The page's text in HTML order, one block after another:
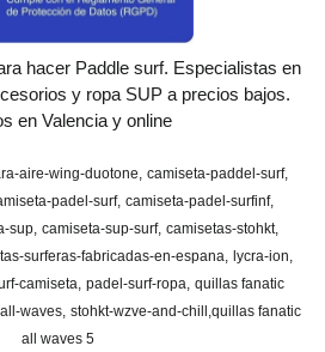
hacer Paddle surf. Especialistas en
y ropa SUP a precios bajos.
en Valencia y online
aire-wing-duotone camiseta-paddel-surf
padel-surf camiseta-padel-surfinf
sup camiseta-sup-surf camisetas-stohkt
surferas-fabricadas-en-espana
lycra-ion
camiseta padel-surf-ropa quillas fanatic
waves stohkt-wzve-and-chill
​quillas fanatic
all waves 5